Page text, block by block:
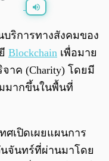
0:00/
ริการทางสังคมของ
Blockchain เพื่อมาย
าค (Charity) โดยมี
มากขึ้นในพื้นที่
ศเปิดเผยแผนการ
นจันทร์ที่ผ่านมาโดย